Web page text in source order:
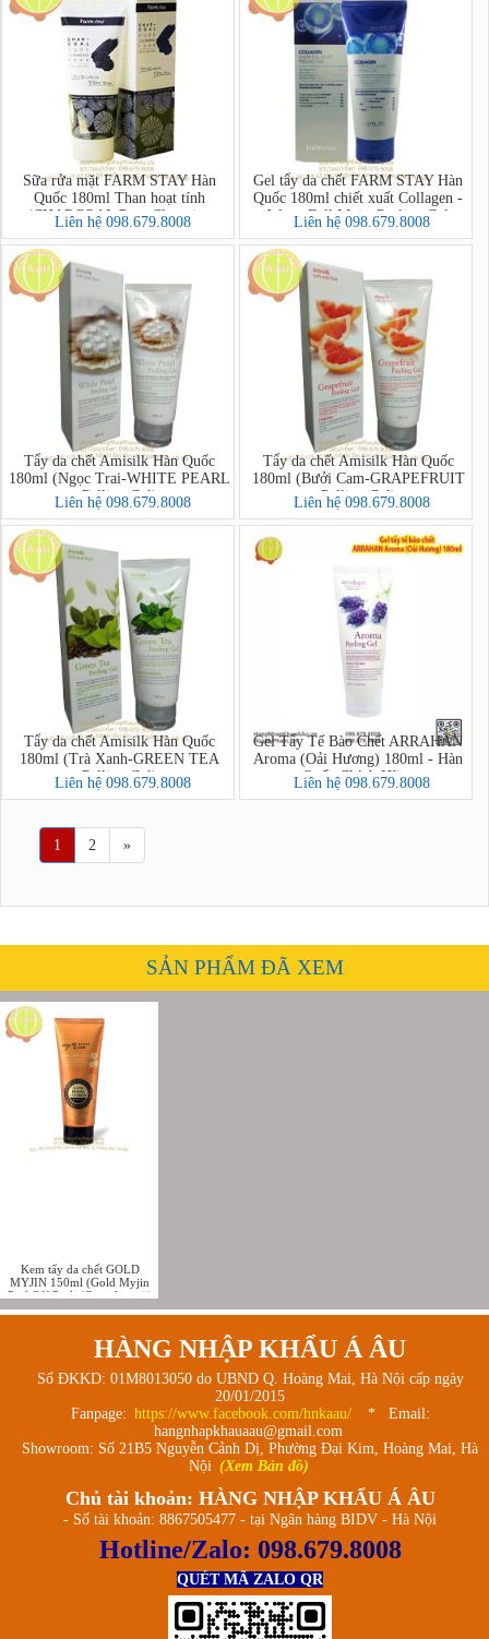
Sữa rửa mặt FARM STAY Hàn
Quốc 180ml Than hoạt tính
(CHARCOAL Pure Cleansing
Liên hệ 098.679.8008
Gel tẩy da chết FARM STAY Hàn
Quốc 180ml chiết xuất Collagen -
Water Full Moist Peeling Gel
Liên hệ 098.679.8008
Tẩy da chết Amisilk Hàn Quốc
180ml (Ngọc Trai-WHITE PEARL
Pelling Gel)
Liên hệ 098.679.8008
Tẩy da chết Amisilk Hàn Quốc
180ml (Bưởi Cam-GRAPEFRUIT
Pelling Gel)
Liên hệ 098.679.8008
Tẩy da chết Amisilk Hàn Quốc
180ml (Trà Xanh-GREEN TEA
Pelling Gel)
Liên hệ 098.679.8008
Gel Tẩy Tế Bào Chết ARRAHAN
Aroma (Oải Hương) 180ml - Hàn
Quốc Chính Hãng
Liên hệ 098.679.8008
1 2 »
SẢN PHẨM ĐÃ XEM
Kem tẩy da chết GOLD
MYJIN 150ml (Gold Myjin
Peel Off Pack (Ganoderma))
HÀNG NHẬP KHẨU Á ÂU
Số ĐKKD: 01M8013050 do UBND Q. Hoàng Mai, Hà Nội cấp ngày
20/01/2015
Fanpage: https://www.facebook.com/hnkaau/
* Email:
hangnhapkhauaau@gmail.com
Showroom: Số 21B5 Nguyễn Cảnh Dị, Phường Đại Kim, Hoàng Mai, Hà
Nội (Xem Bản đồ)
Chủ tài khoản: HÀNG NHẬP KHẨU Á ÂU
- Số tài khoản: 8867505477 - tại Ngân hàng BIDV - Hà Nội
Hotline/Zalo: 098.679.8008
QUÉT MÃ ZALO QR